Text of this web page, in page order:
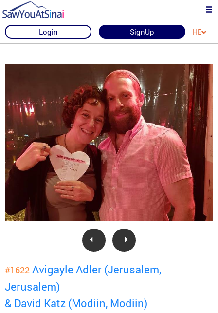
Login SignUp HE
#1622 Avigayle Adler (Jerusalem,
Jerusalem)
& David Katz (Modiin, Modiin)